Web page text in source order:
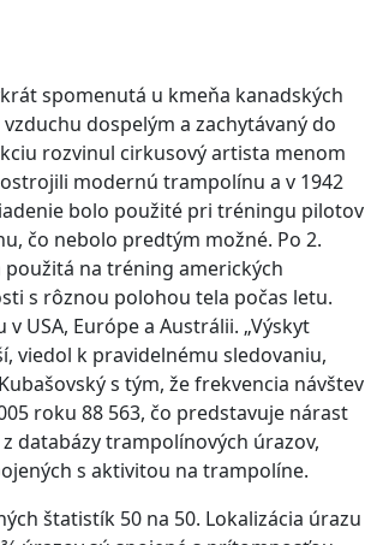
spomenutá u kmeňa kanadských
dospelým a zachytávaný do
rozvinul cirkusový artista menom
modernú trampolínu a v 1942
bolo použité pri tréningu pilotov
čo nebolo predtým možné. Po 2.
na tréning amerických
s rôznou polohou tela počas letu.
USA, Európe a Austrálii. „Výskyt
viedol k pravidelnému sledovaniu,
s tým, že frekvencia návštev
roku 88 563, čo predstavuje nárast
databázy trampolínových úrazov,
s aktivitou na trampolíne.
štatistík 50 na 50. Lokalizácia úrazu